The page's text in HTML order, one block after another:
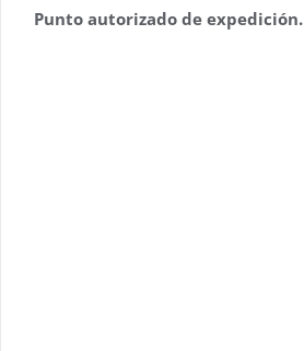
Punto autorizado de expedición.